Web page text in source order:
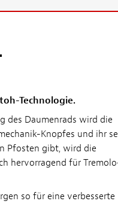
Technologie.
des Daumenrads wird die
Knopfes und ihr
Pfosten gibt, wird die
hervorragend für
so für eine verbesserte